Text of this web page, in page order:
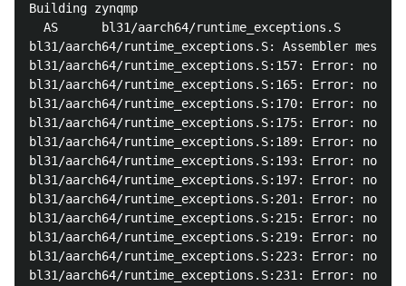
Building zynqmp
  AS      bl31/aarch64/runtime_exceptions.S
bl31/aarch64/runtime_exceptions.S: Assembler
bl31/aarch64/runtime_exceptions.S:157: Error:
bl31/aarch64/runtime_exceptions.S:165: Error:
bl31/aarch64/runtime_exceptions.S:170: Error:
bl31/aarch64/runtime_exceptions.S:175: Error:
bl31/aarch64/runtime_exceptions.S:189: Error:
bl31/aarch64/runtime_exceptions.S:193: Error:
bl31/aarch64/runtime_exceptions.S:197: Error:
bl31/aarch64/runtime_exceptions.S:201: Error:
bl31/aarch64/runtime_exceptions.S:215: Error:
bl31/aarch64/runtime_exceptions.S:219: Error:
bl31/aarch64/runtime_exceptions.S:223: Error:
bl31/aarch64/runtime_exceptions.S:231: Error: